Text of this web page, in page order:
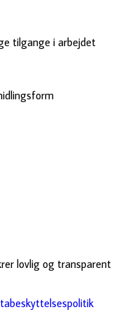
tilgange i arbejdet
lovlig og transparent